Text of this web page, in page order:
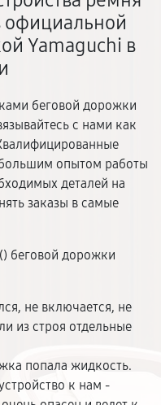
официальной
Yamaguchi в
беговой дорожки
с нами как
опытом работы
деталей на
заказы в самые
) беговой дорожки
не включается, не
из строя отдельные
попала жидкость.
к нам -